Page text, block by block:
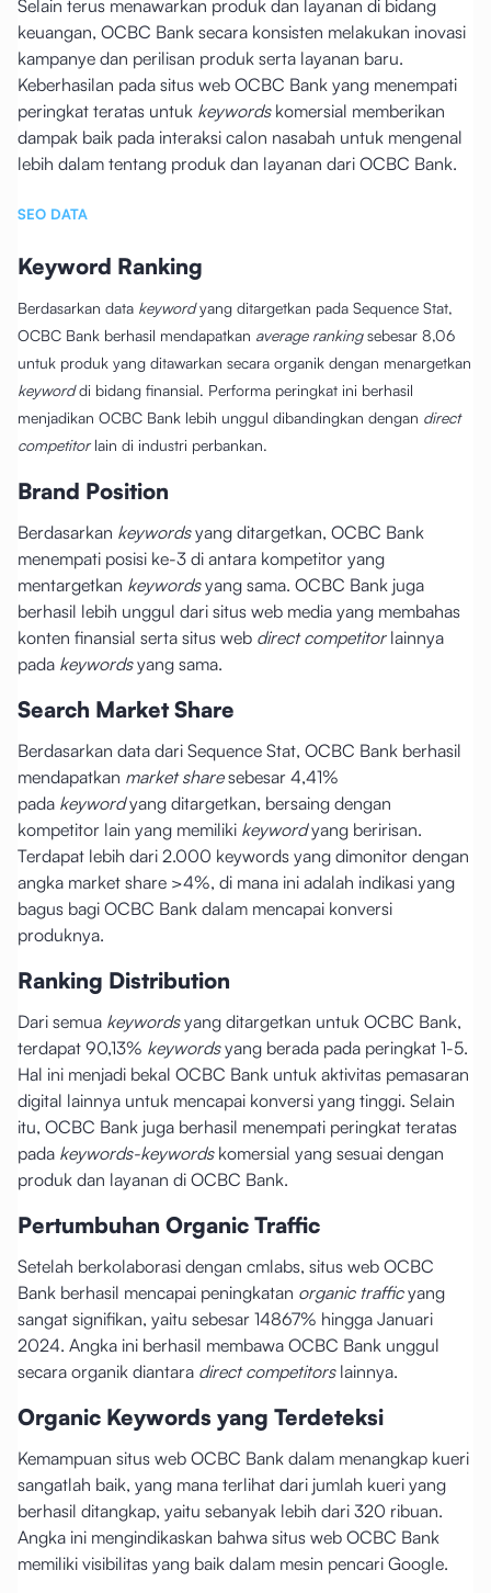
Selain terus menawarkan produk dan layanan di bidang
keuangan, OCBC Bank secara konsisten melakukan inovasi
kampanye dan perilisan produk serta layanan baru.
Keberhasilan pada situs web OCBC Bank yang menempati
peringkat teratas untuk keywords komersial memberikan
dampak baik pada interaksi calon nasabah untuk mengenal
lebih dalam tentang produk dan layanan dari OCBC Bank.
SEO DATA
Keyword Ranking
Berdasarkan data keywordyang ditargetkan pada Sequence Stat,
OCBC Bank berhasil mendapatkan average rankingsebesar 8,06
untuk produk yang ditawarkan secara organik dengan menargetkan
keyworddi bidang finansial. Performa peringkat ini berhasil
menjadikan OCBC Bank lebih unggul dibandingkan dengan direct
competitorlain di industri perbankan.
Brand Position
Berdasarkan keywordsyang ditargetkan, OCBC Bank
menempati posisi ke-3 di antara kompetitor yang
mentargetkan keywordsyang sama. OCBC Bank juga
berhasil lebih unggul dari situs web media yang membahas
konten finansial serta situs web direct competitorlainnya
pada keywordsyang sama.
Search Market Share
Berdasarkan data dari Sequence Stat, OCBC Bank berhasil
mendapatkan market sharesebesar 4,41%
pada keywordyang ditargetkan, bersaing dengan
kompetitor lain yang memiliki keywordyang beririsan.
Terdapat lebih dari 2.000 keywords yang dimonitor dengan
angka market share >4%, di mana ini adalah indikasi yang
bagus bagi OCBC Bank dalam mencapai konversi
produknya.
Ranking Distribution
Dari semua keywordsyang ditargetkan untuk OCBC Bank,
terdapat 90,13% keywordsyang berada pada peringkat 1-5.
Hal ini menjadi bekal OCBC Bank untuk aktivitas pemasaran
digital lainnya untuk mencapai konversi yang tinggi. Selain
itu, OCBC Bank juga berhasil menempati peringkat teratas
pada keywords-keywordskomersial yang sesuai dengan
produk dan layanan di OCBC Bank.
Pertumbuhan Organic Traffic
Setelah berkolaborasi dengan cmlabs, situs web OCBC
Bank berhasil mencapai peningkatan organic trafficyang
sangat signifikan, yaitu sebesar 14867% hingga Januari
2024. Angka ini berhasil membawa OCBC Bank unggul
secara organik diantara direct competitorslainnya.
Organic Keywords yang Terdeteksi
Kemampuan situs web OCBC Bank dalam menangkap kueri
sangatlah baik, yang mana terlihat dari jumlah kueri yang
berhasil ditangkap, yaitu sebanyak lebih dari 320 ribuan.
Angka ini mengindikaskan bahwa situs web OCBC Bank
memiliki visibilitas yang baik dalam mesin pencari Google.